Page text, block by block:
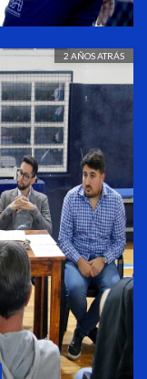
2 AÑOS ATRÁS